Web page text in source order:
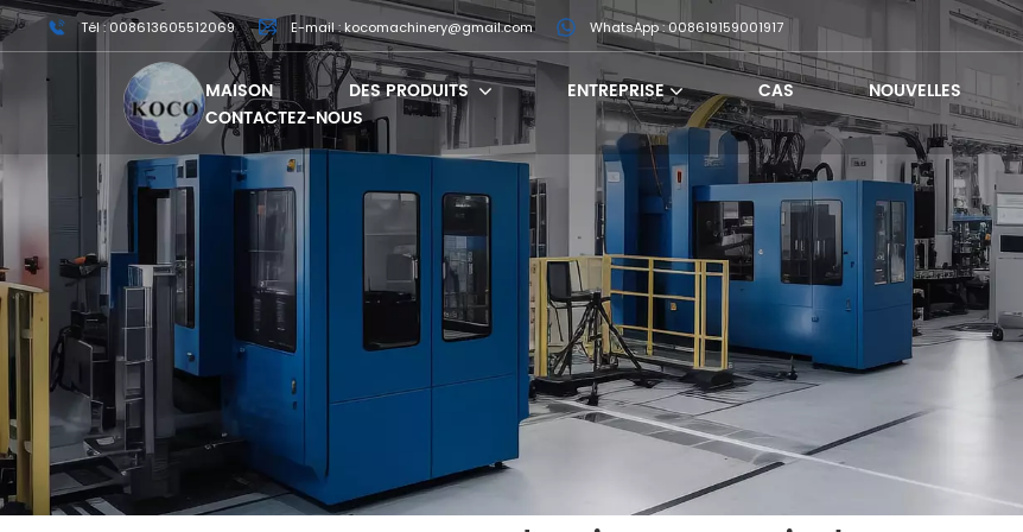
Tél : 008613605512069 E-mail : kocomachinery@gmail.com WhatsApp : 008619159001917
MAISON DES PRODUITS ENTREPRISE CAS
NOUVELLES
CONTACTEZ-NOUS